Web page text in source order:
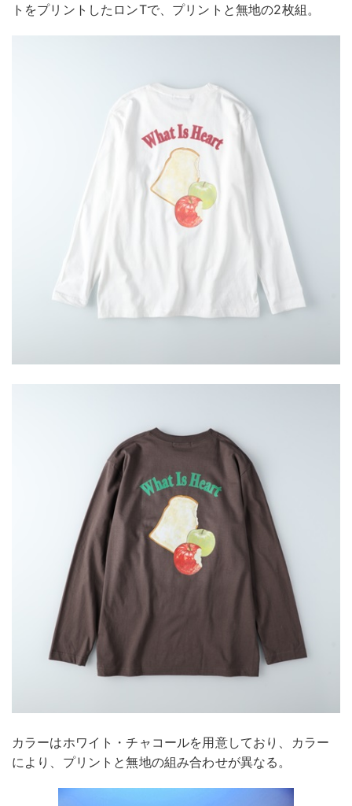
トをプリントしたロンTで、プリントと無地の2枚組。
カラーはホワイト・チャコールを用意しており、カラー
により、プリントと無地の組み合わせが異なる。